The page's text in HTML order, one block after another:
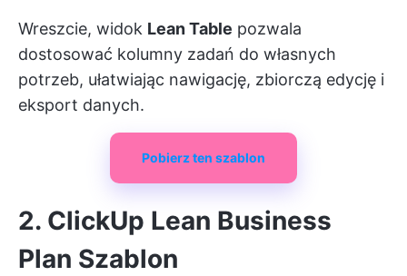
Wreszcie, widok Lean Table pozwala
dostosować kolumny zadań do własnych
potrzeb, ułatwiając nawigację, zbiorczą edycję i
eksport danych.
Pobierz ten szablon
2. ClickUp Lean Business
Plan Szablon